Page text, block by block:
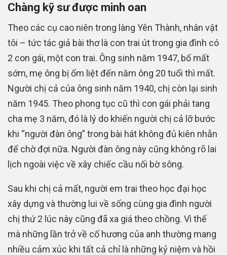
Chàng kỹ sư được minh oan
Theo các cụ cao niên trong làng Yên Thành, nhân vật
tôi – tức tác giả bài thơ là con trai út trong gia đình có
2 con gái, một con trai. Ông sinh năm 1947, bố mất
sớm, mẹ ông bị ốm liệt đến năm ông 20 tuổi thì mất.
Người chị cả của ông sinh năm 1940, chị còn lại sinh
năm 1945. Theo phong tục cũ thì con gái phải tang
cha mẹ 3 năm, đó là lý do khiến người chị cả lỡ bước
khi “người đàn ông” trong bài hát không đủ kiên nhẫn
để chờ đợi nữa. Người đàn ông này cũng không rõ lai
lịch ngoài việc về xây chiếc cầu nối bờ sông.
Sau khi chị cả mất, người em trai theo học đại học
xây dựng và thường lui về sống cùng gia đình người
chị thứ 2 lúc này cũng đã xa giá theo chồng. Vì thế
mà những lần trở về cố hương của anh thường mang
nhiều cảm xúc khi tất cả chỉ là những kỷ niệm và hồi